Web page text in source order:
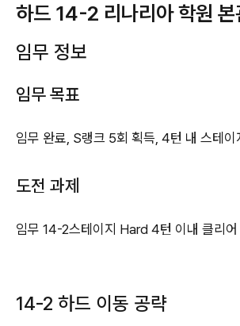
하드 14-2 리나리아 학원 본
임무 정보
임무 목표
임무 완료, S랭크 5회 획득, 4턴 내 스테이
도전 과제
임무 14-2스테이지 Hard 4턴 이내 클리어
14-2 하드 이동 공략